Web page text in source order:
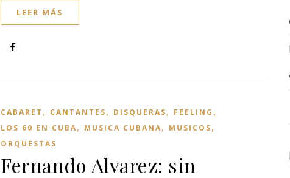
LEER MÁS
CABARET , CANTANTES, DISQUERAS, FEELING ,
LOS 60 EN CUBA, MUSICA CUBANA, MUSICOS,
ORQUESTAS
Fernando Alvarez: sin